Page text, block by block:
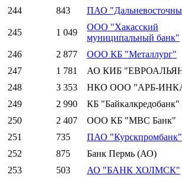
244
843 ПАО
245 1 049
ООО "Хакасский
муниципальный банк"
246 2 877 ООО КБ "Металлург"
247
1 781 АО КИБ
248
3 353 НКО ООО "АРБ-
249
2 990 КБ
250
2 407 ООО КБ "МВС Банк"
251
735 ПАО "Курскпромбанк"
252
875 Банк Пермь (АО)
253
503 АО "БАНК ХОЛМСК"